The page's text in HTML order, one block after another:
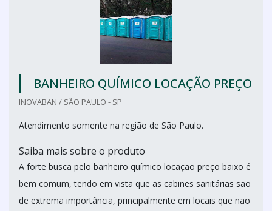
BANHEIRO QUÍMICO LOCAÇÃO PREÇO
INOVABAN / SÃO PAULO - SP
Atendimento somente na região de São Paulo.
Saiba mais sobre o produto
A forte busca pelo banheiro químico locação preço baixo é
bem comum, tendo em vista que as cabines sanitárias são
de extrema importância, principalmente em locais que não